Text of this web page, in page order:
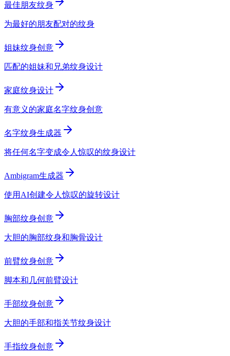
最佳朋友纹身
为最好的朋友配对的纹身
姐妹纹身创意
匹配的姐妹和兄弟纹身设计
家庭纹身设计
有意义的家庭名字纹身创意
名字纹身生成器
将任何名字变成令人惊叹的纹身设计
Ambigram生成器
使用AI创建令人惊叹的旋转设计
胸部纹身创意
大胆的胸部纹身和胸骨设计
前臂纹身创意
脚本和几何前臂设计
手部纹身创意
大胆的手部和指关节纹身设计
手指纹身创意